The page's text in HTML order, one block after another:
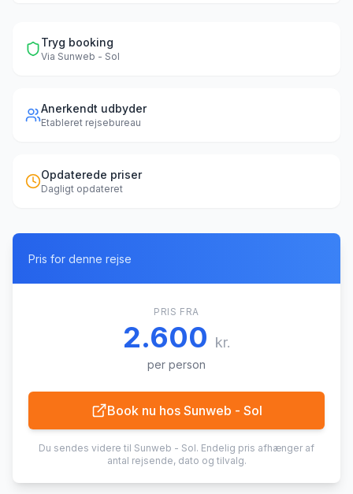
Tryg booking
Via Sunweb - Sol
Anerkendt udbyder
Etableret rejsebureau
Opdaterede priser
Dagligt opdateret
Pris for denne rejse
PRIS FRA
2.600 kr.
per person
Book nu hos Sunweb - Sol
Du sendes videre til Sunweb - Sol. Endelig pris afhænger af
antal rejsende, dato og tilvalg.